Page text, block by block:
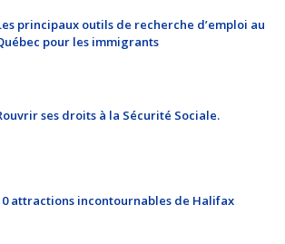
principaux outils de recherche d’emploi au
pour les immigrants
ses droits à la Sécurité Sociale.
attractions incontournables de Halifax